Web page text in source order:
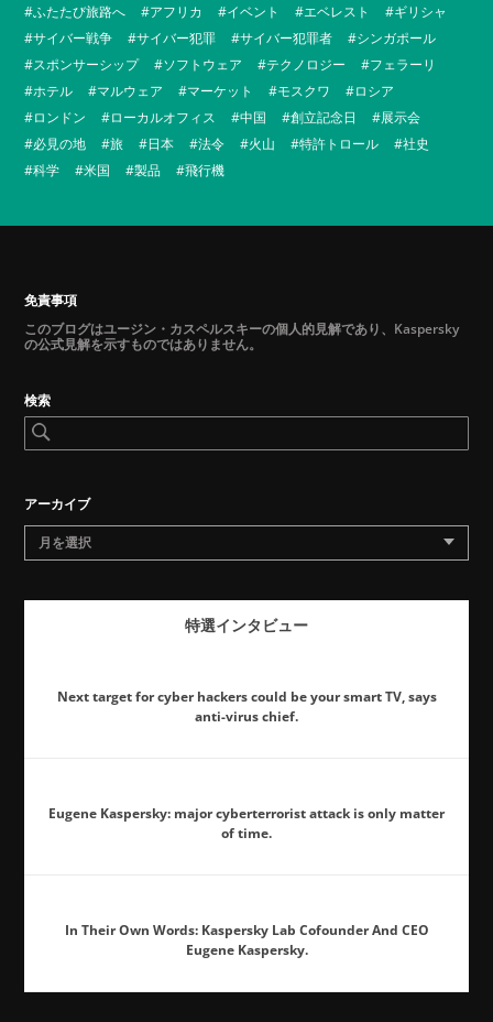
ふたたび旅路へ
アフリカ イベント エベレスト
ギリシャ
サイバー戦争
サイバー犯罪 サイバー犯罪者
シンガポール
スポンサーシップ
ソフトウェア テクノロジー
フェラーリ
ホテル
マルウェア マーケット モスクワ
ロシア
ロンドン
ローカルオフィス 中国 創立記念日
展示会
必見の地
旅 日本 法令 火山 特許トロール
社史
科学
米国 製品 飛行機
免責事項
このブログはユージン・カスペルスキーの個人的見解であり、Kaspersky
の公式見解を示すものではありません。
検索
アーカイブ
月を選択
特選インタビュー
Next target for cyber hackers could be your smart TV, says
anti-virus chief.
Eugene Kaspersky: major cyberterrorist attack is only matter
of time.
In Their Own Words: Kaspersky Lab Cofounder And CEO
Eugene Kaspersky.